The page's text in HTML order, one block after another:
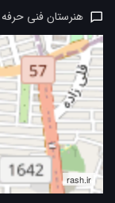
هنرستان فنی
rash.ir